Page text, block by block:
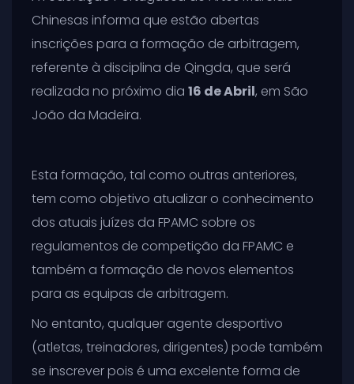
Chinesas informa que estão abertas
inscrições para a formação de arbitragem,
referente à disciplina de Qingda, que será
realizada no próximo dia 16 de Abril, em São
João da Madeira.
Esta formação, tal como outras anteriores,
tem como objetivo atualizar o conhecimento
dos atuais juízes da FPAMC sobre os
regulamentos de competição da FPAMC e
também a formação de novos elementos
para as equipas de arbitragem.
No entanto, qualquer agente desportivo
(atletas, treinadores, dirigentes) pode também
se inscrever pois é uma excelente forma de